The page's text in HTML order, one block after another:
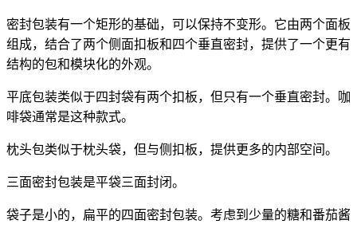
密封包装有一个矩形的基础，可以保持不变形。它由两个面板
组成，结合了两个侧面扣板和四个垂直密封，提供了一个更有
结构的包和模块化的外观。
平底包装类似于四封袋有两个扣板，但只有一个垂直密封。咖
啡袋通常是这种款式。
枕头包类似于枕头袋，但与侧扣板，提供更多的内部空间。
三面密封包装是平袋三面封闭。
袋子是小的，扁平的四面密封包装。考虑到少量的糖和番茄酱